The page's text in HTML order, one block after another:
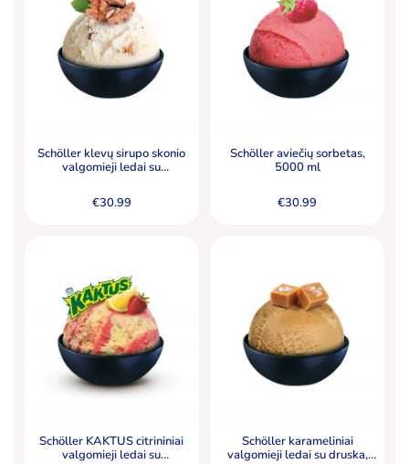
Schöller klevų sirupo skonio
valgomieji ledai su
riešutais (4,5 %), 5000 ml
€30.99
Schöller aviečių sorbetas,
5000 ml
€30.99
Schöller KAKTUS citrininiai
valgomieji ledai su
Schöller karameliniai
valgomieji ledai su druska,